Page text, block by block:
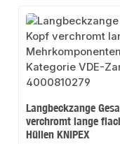
Langbeckzange
verchromt lange
Hüllen KNIPEX